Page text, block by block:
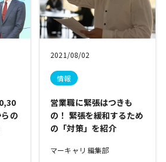
の
2021/08/02
情報
営業職に緊張はつきも
の！ 緊張を緩和するため
の「対策」を紹介
マーキャリ 編集部